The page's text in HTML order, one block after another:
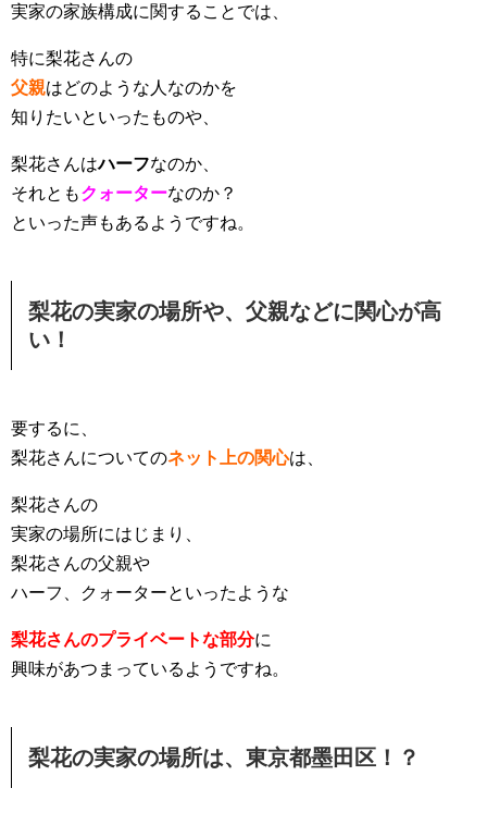
実家の家族構成に関することでは、
特に梨花さんの
父親はどのような人なのかを
知りたいといったものや、
梨花さんはハーフなのか、
それともクォーターなのか？
といった声もあるようですね。
梨花の実家の場所や、父親などに関心が高
い！
要するに、
梨花さんについてのネット上の関心は、
梨花さんの
実家の場所にはじまり、
梨花さんの父親や
ハーフ、クォーターといったような
梨花さんのプライベートな部分に
興味があつまっているようですね。
梨花の実家の場所は、東京都墨田区！？